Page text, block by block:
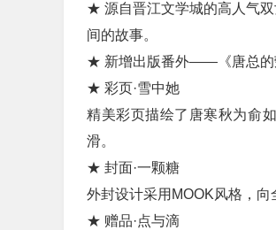
★ 源自晋江文学城的高人气
间的故事。
★ 新增出版番外——《唐总的
★ 彩页·雪中她
精美彩页描绘了唐寒秋为俞
滑。
★ 封面·一颗糖
外封设计采用MOOK风格，向
★ 赠品·点与滴